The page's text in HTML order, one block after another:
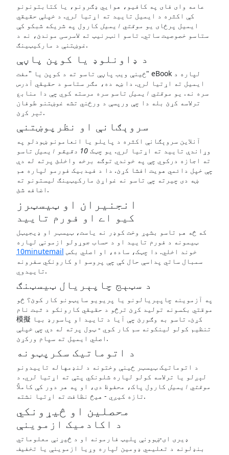
عامه وای فای په کافیو، هوایي ډګرونو، یا کتابتونونو
کې اکثره د ایمیل تایید ته اړتیا لري. د خپلې حقیقي
ایمیل پرځای یو موقتي ایمیل کارول په شریکه شبکو کې
ستاسو خصوصیت ساتي. تاسو انټرنیټ ته لاسرسی موندئ، نه د
غوښتنې د مارکیټینګ.
د ډاونلوډ یا کوپن پاڼې
ځینې ویب پاڼې تاسو ته د کوپن یا "مفت" eBook لپاره د
ایمیل ته اړتیا لري. دا ښه ده، مګر ستاسو د حقیقي آدرس
سره نه. یو موقتي ایمیل تاسو سره مرسته کوي چې دا منابع
ترلاسه کړئ بله دا چې ورپسې د ورځني تشه غوښتنو طوفان
تېر کړئ.
سروېګانې او نظرپوښتنې
آنلاین سروېګانې اکثره د پایلو یا انعامونو ښودلو په
وړاندې تایید ته اړتیا لري. یو چټک10 دقیقو ایمیل
تاسو
ته اجازه درکوي چې په خوندي توګه برخه واخلئ پرته له دې
چې خپل دائمي هویت افشا کړئ. دا د فیدبیک فورمو لپاره هم
ښه دی چیرته چې تاسو نه غواړئ مارکیټینګ لیستونو ته
اضافه شئ.
انجنیران او ټیسټرز
کیو اے او فورم تایید
که څه هم تاسو بشپړ وخت کوډر نه یاست، ټیسټر او ډیجیټل
ټیمونه د فورم تایید او د حساب جوړولو ازمونې لپاره
10minutemail
سمبال ساتي پداسې حال کې چې پروسو او کارونکي سفرونه
تاییدوي.
د سټېج چاپېریال ټیسټنګ
په آزموینه چاپېریالونو یا پریویو سایټونو کار کوئ؟ څو
موقتي بکسونه تولید کړئ ترڅو د حقیقي کارونکو د ثبت نام
模擬 کړئ. تاسو به وګورئ چې آیا د تایید او پاسورډ بیا
تنظیم کولو لینکونه سم کار کوي - ټول پرته له دې چې خپلې
اصلي ایمیل ته سپام ورکړئ.
د اتوماتیک سکرپټونه
د اتوماتیک ټیسټر ځینې وختونه د لنډمهاله تاییدونو
لېږلو یا ترلاسه کولو لپاره شلونکي پتې ته اړتیا لري. د
موقتي ایمیل کارول پاک، محفوظ دی، او په هر دور کې کاملاً
تازه کیږي - هیڅ نظافت ته اړتیا نشته.
محصلین او څیړونکي
د اکادمیک ازموینې
ډیری ای-ښوونې پلیټ فارمونه او د څیړنې معلوماتي
بنډلونه د تعلیمي ډومین لپاره وړیا ازموینې یا تخفیف